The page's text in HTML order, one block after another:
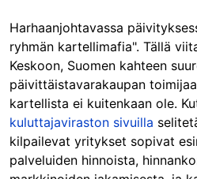
Harhaanjohtavassa
ryhmän kartellimafia". Tällä
Keskoon, Suomen kahteen
päivittäistavarakaupan
kartellista ei kuitenkaan ole.
kuluttajaviraston sivuilla
kilpailevat yritykset sopivat
palveluiden hinnoista,